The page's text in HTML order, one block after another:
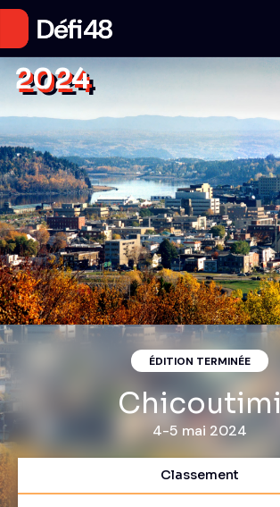
ÉDITION TERMINÉE
Chicoutimi
4-5 mai 2024
2024
Classement